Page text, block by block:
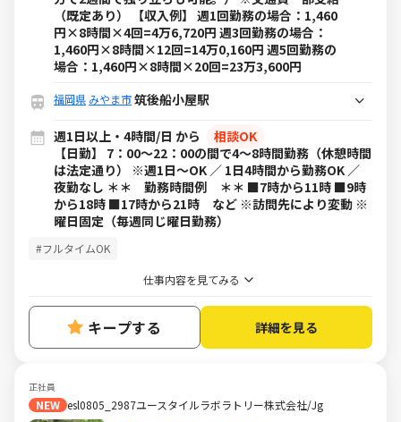
（既定あり） 【収入例】 週1回勤務の場合：1,460
円×8時間×4回=4万6,720円 週3回勤務の場合：
1,460円×8時間×12回=14万0,160円 週5回勤務の
場合：1,460円×8時間×20回=23万3,600円
福岡県 みやま市筑後船小屋駅
週1日以上・4時間/日 から
相談OK
【日勤】 7：00～22：00の間で4～8時間勤務（休憩時間
は法定通り） ※週1日～OK ／ 1日4時間から勤務OK ／
夜勤なし ＊＊ 勤務時間例 ＊＊ ■7時から11時 ■9時
から18時 ■17時から21時 など ※訪問先により変動 ※
曜日固定（毎週同じ曜日勤務）
#フルタイムOK
仕事内容を見てみる
キープする 詳細を見る
正社員
NEW esl0805_2987ユースタイルラボラトリー株式会社/Jg